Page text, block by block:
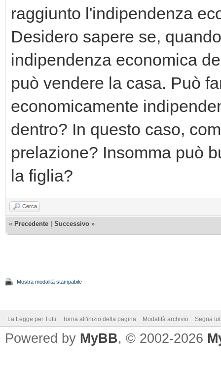
raggiunto l'indipendenza
Desidero sapere se,
indipendenza economica
può vendere la casa. Può
economicamente
dentro? In questo caso,
prelazione? Insomma può
la figlia?
Cerca
« Precedente Successivo »
Mostra modalità stampabile
La Legge per Tutti Torna all'inizio della pagina Modalità archivio Segna
Powered by MyBB, © 2002-2026